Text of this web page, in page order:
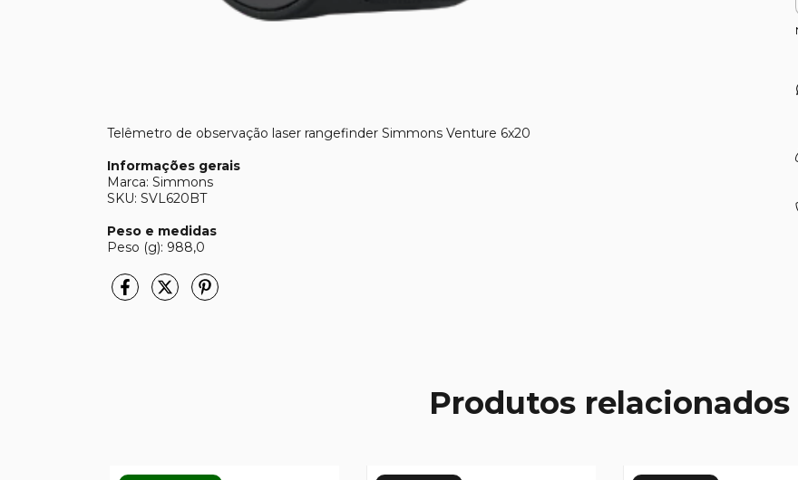
Telêmetro de observação laser rangefinder Simmons Venture 6x20
Informações gerais
Marca: Simmons
SKU: SVL620BT
Peso e medidas
Peso (g): 988,0
Produtos relacionados